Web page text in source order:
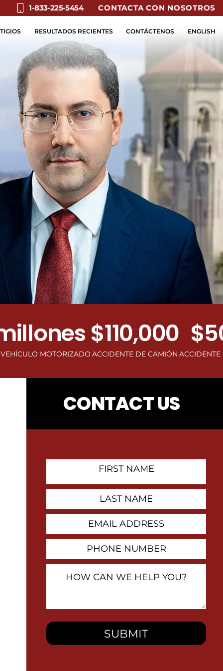
1-833-225-5454 CONTACTA CON NOSOTROS
ENGLISH
RESULTADOS RECIENTES CONTÁCTENOS
MOTORIZADO
$110,000
ACCIDENTE DE CAMIÓN ACCIDENTE DE
CONTACT US
Contact
You?